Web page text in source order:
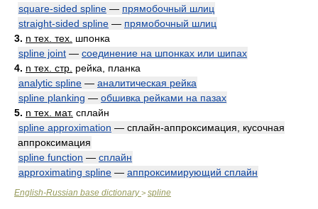
square-sided spline — прямобочный шлиц
straight-sided spline — прямобочный шлиц
3. n тех. тех. шпонка
spline joint — соединение на шпонках или шипах
4. n тех. стр. рейка, планка
analytic spline — аналитическая рейка
spline planking — обшивка рейками на пазах
5. n тех. мат. сплайн
spline approximation — сплайн-аппроксимация, кусочная
аппроксимация
spline function — сплайн
approximating spline — аппроксимирующий сплайн
English-Russian base dictionary> spline